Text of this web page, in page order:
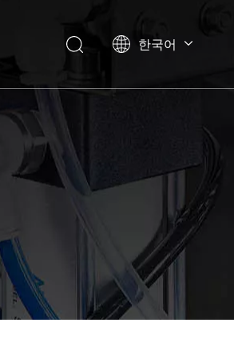
한국어
العربية
Português
Italiano
日本語
Українська